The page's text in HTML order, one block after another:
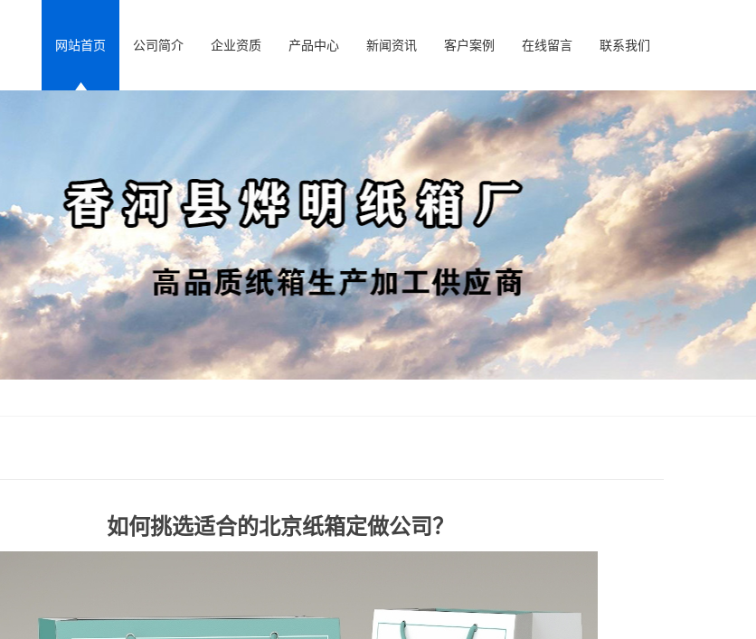
网站首页 公司简介 企业资质 产品中心 新闻资讯 客户案例 在线留言 联系我们
如何挑选适合的北京纸箱定做公司？